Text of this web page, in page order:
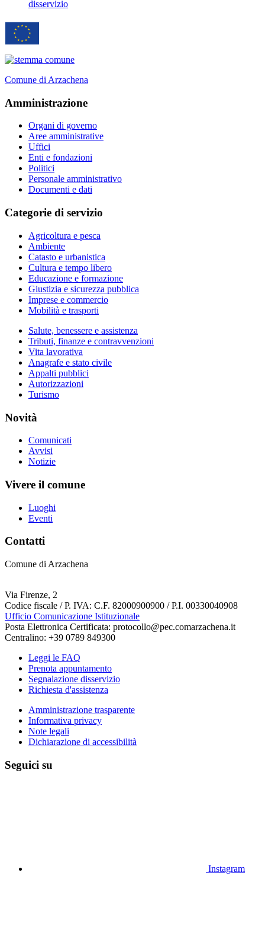
disservizio
Comune di Arzachena
Amministrazione
Organi di governo
Aree amministrative
Uffici
Enti e fondazioni
Politici
Personale amministrativo
Documenti e dati
Categorie di servizio
Agricoltura e pesca
Ambiente
Catasto e urbanistica
Cultura e tempo libero
Educazione e formazione
Giustizia e sicurezza pubblica
Imprese e commercio
Mobilità e trasporti
Salute, benessere e assistenza
Tributi, finanze e contravvenzioni
Vita lavorativa
Anagrafe e stato civile
Appalti pubblici
Autorizzazioni
Turismo
Novità
Comunicati
Avvisi
Notizie
Vivere il comune
Luoghi
Eventi
Contatti
Comune di Arzachena
Via Firenze, 2
Codice fiscale / P. IVA: C.F. 82000900900 / P.I. 00330040908
Ufficio Comunicazione Istituzionale
Posta Elettronica Certificata: protocollo@pec.comarzachena.it
Centralino: +39 0789 849300
Leggi le FAQ
Prenota appuntamento
Segnalazione disservizio
Richiesta d'assistenza
Amministrazione trasparente
Informativa privacy
Note legali
Dichiarazione di accessibilità
Seguici su
Instagram